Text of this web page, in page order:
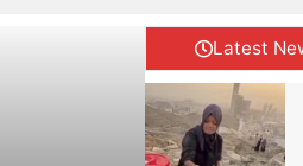
Latest